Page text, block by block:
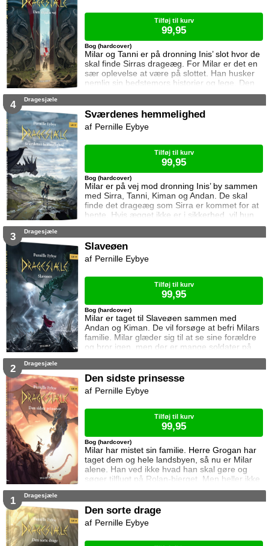
Milar og Tanni er på dronning Inis’ slot hvor de
skal finde Sirras drageæg. For Milar er det en
sær oplevelse at være på slottet. Han husker
nemlig sin bedstemors historier og lege. Den
viden kan han måske bruge til at finde ægget.
Bog (hardcover)
Tilføj til kurv
99,95
4 Dragesjæle
Sværdenes hemmelighed
Milar er på vej mod dronning Inis’ by sammen
med Sirra, Tanni, Kiman og Andan. De skal
finde det drageæg som Sirra er kommet for at
hente. Hvis ægget ikke er i sikkerhed, vil hun
ikke hjælpe dem. Rejsen er ikke uden farer, og
og sine venner.
Bog (hardcover)
Pernille Eybye
Tilføj til kurv
99,95
3 Dragesjæle
Slaveøen
Milar er taget til Slaveøen sammen med
Andan og Kiman. De vil forsøge at befri Milars
familie. Milar glæder sig til at se sine forældre
og bror igen, men der er mange soldater på
Slaveøen. De må være forsigtige hvis det skal
Bog (hardcover)
Pernille Eybye
Tilføj til kurv
99,95
2 Dragesjæle
Den sidste prinsesse
Milar har mistet sin familie. Herre Grogan har
taget dem og hele landsbyen, så nu er Milar
alene. Han ved ikke hvad han skal gøre og
søger tilflugt på Rolan-bjerget. Men heller ikke
der er han i sikkerhed. Dronningens mænd
bjerget. Kan Milar beskytte den?
Bog (hardcover)
Pernille Eybye
Tilføj til kurv
99,95
1 Dragesjæle
Den sorte drage
Pernille Eybye